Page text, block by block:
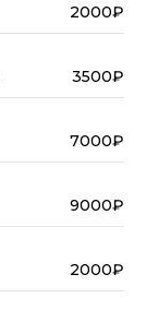
2000₽
3500₽
7000₽
9000₽
2000₽